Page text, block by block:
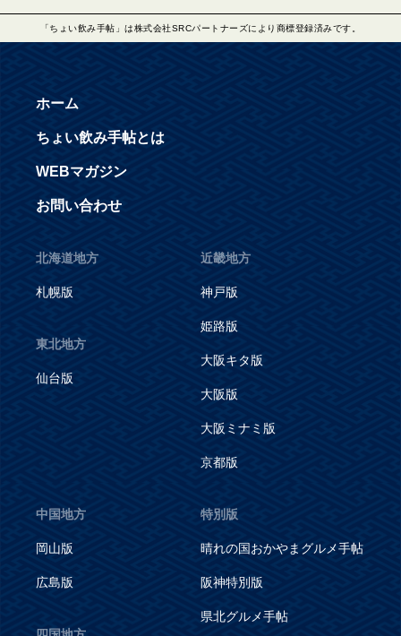
「ちょい飲み手帖」は株式会社SRCパートナーズにより商標登録済みです。
ホーム
ちょい飲み手帖とは
WEBマガジン
お問い合わせ
北海道地方
札幌版
東北地方
仙台版
近畿地方
神戸版
姫路版
大阪キタ版
大阪版
大阪ミナミ版
京都版
中国地方
岡山版
広島版
特別版
晴れの国おかやまグルメ手帖
阪神特別版
県北グルメ手帖